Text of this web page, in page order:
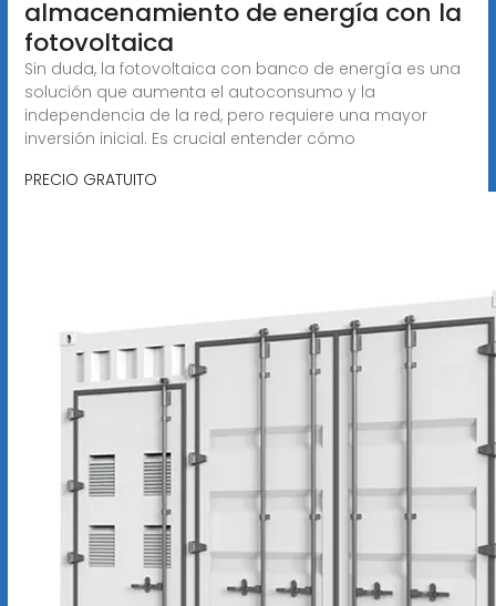
almacenamiento de energía con la
fotovoltaica
Sin duda, la fotovoltaica con banco de energía es una
solución que aumenta el autoconsumo y la
independencia de la red, pero requiere una mayor
inversión inicial. Es crucial entender cómo
PRECIO GRATUITO